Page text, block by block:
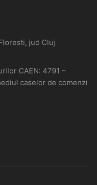
jud Cluj
CAEN: 4791 –
caselor de comenzi